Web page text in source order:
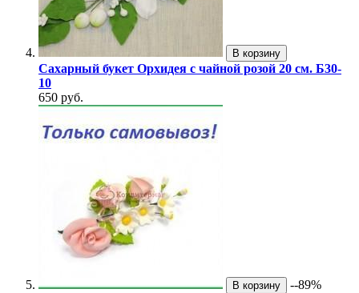
В корзину
Сахарный букет Орхидея с чайной розой 20 см. Б30-
10
650 руб.
В корзину
--89%